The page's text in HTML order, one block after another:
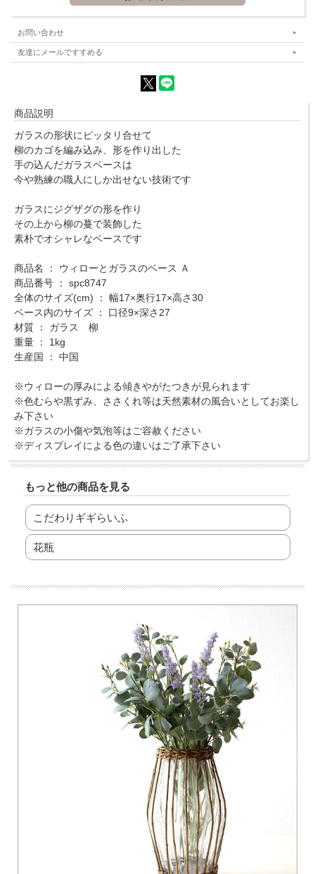
お問い合わせ
友達にメールですすめる
商品説明
ガラスの形状にピッタリ合せて
柳のカゴを編み込み、形を作り出した
手の込んだガラスベースは
今や熟練の職人にしか出せない技術です
ガラスにジグザグの形を作り
その上から柳の蔓で装飾した
素朴でオシャレなベースです
商品名 ： ウィローとガラスのベース Ａ
商品番号 ： spc8747
全体のサイズ(cm) ： 幅17×奥行17×高さ30
ベース内のサイズ ： 口径9×深さ27
材質 ： ガラス 柳
重量 ： 1kg
生産国 ： 中国
※ウィローの厚みによる傾きやがたつきが見られます
※色むらや黒ずみ、ささくれ等は天然素材の風合いとしてお楽し
み下さい
※ガラスの小傷や気泡等はご容赦ください
※ディスプレイによる色の違いはご了承下さい
もっと他の商品を見る
こだわりギギらいふ
花瓶